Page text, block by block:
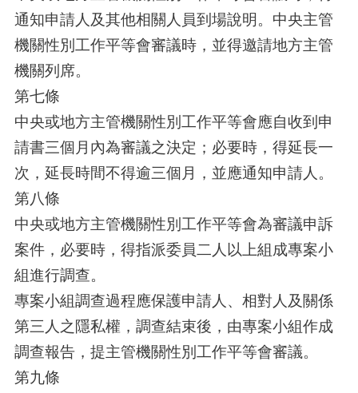
通知申請人及其他相關人員到場說明。中央主管
機關性別工作平等會審議時，並得邀請地方主管
機關列席。
第七條
中央或地方主管機關性別工作平等會應自收到申
請書三個月內為審議之決定；必要時，得延長一
次，延長時間不得逾三個月，並應通知申請人。
第八條
中央或地方主管機關性別工作平等會為審議申訴
案件，必要時，得指派委員二人以上組成專案小
組進行調查。
專案小組調查過程應保護申請人、相對人及關係
第三人之隱私權，調查結束後，由專案小組作成
調查報告，提主管機關性別工作平等會審議。
第九條